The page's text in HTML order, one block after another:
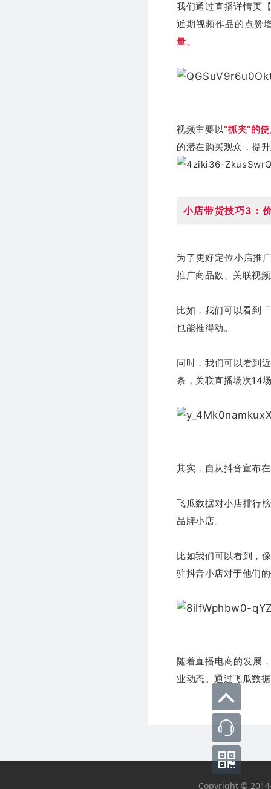
我们通过直播详情页
近期视频作品的点赞
量。
视频主要以“抓夹”的
的潜在购买观众，提
小店带货技巧3：
为了更好定位小店推
推广商品数、关联视
比如，我们可以看到
也能推得动。
同时，我们可以看到
条，关联直播场次14
其实，自从抖音宣布
飞瓜数据对小店排行
品牌小店。
比如我们可以看到，像
驻抖音小店对于他们
随着直播电商的发展
业动态。通过飞瓜数
Copyright ©